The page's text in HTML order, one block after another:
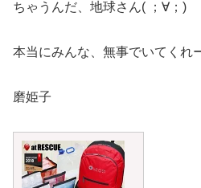
ちゃうんだ、地球さん( ；∀；)
本当にみんな、無事でいてくれ
磨姫子